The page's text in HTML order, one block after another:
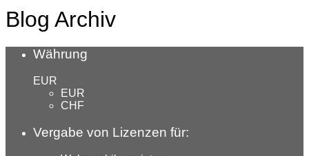
Blog Archiv
Währung
EUR
EUR
CHF
Vergabe von Lizenzen für: